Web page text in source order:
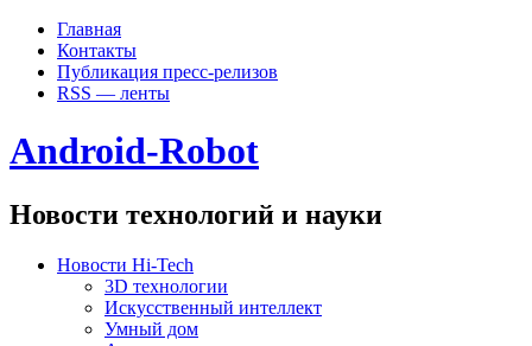
Главная
Контакты
Публикация пресс-релизов
RSS — ленты
Android-Robot
Новости технологий и науки
Новости Hi-Tech
3D технологии
Искусственный интеллект
Умный дом